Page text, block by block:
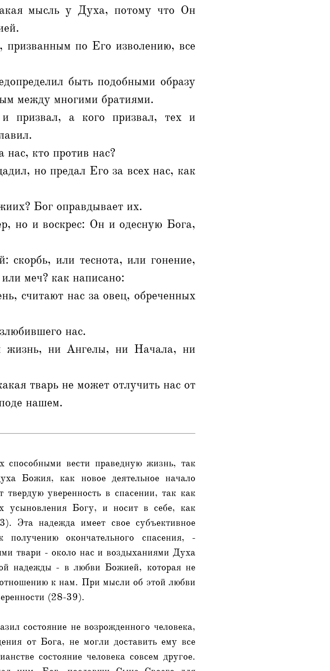
мысль у Духа, потому что Он
по Его изволению, все
быть подобными образу
между многими братиями.
призвал, а кого призвал, тех и
кто против нас?
но предал Его за всех нас, как
Бог оправдывает их.
но и воскрес: Он и одесную Бога,
или теснота, или гонение,
меч? как написано:
считают нас за овец, обреченных
нас.
жизнь, ни Ангелы, ни Начала, ни
тварь не может отлучить нас от
нашем.
способными вести праведную жизнь, так
Божия, как новое деятельное начало
уверенность в спасении, так как
усыновления Богу, и носит в себе, как
Эта надежда имеет свое субъективное
окончательного спасения, -
твари - около нас и воздыханиями Духа
надежды - в любви Божией, которая не
к нам. При мысли об этой любви
(28-39).
состояние не возрожденного человека,
от Бога, не могли доставить ему все
состояние человека совсем другое.